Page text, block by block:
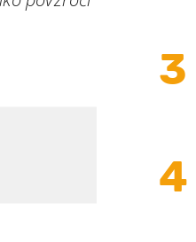
3
4